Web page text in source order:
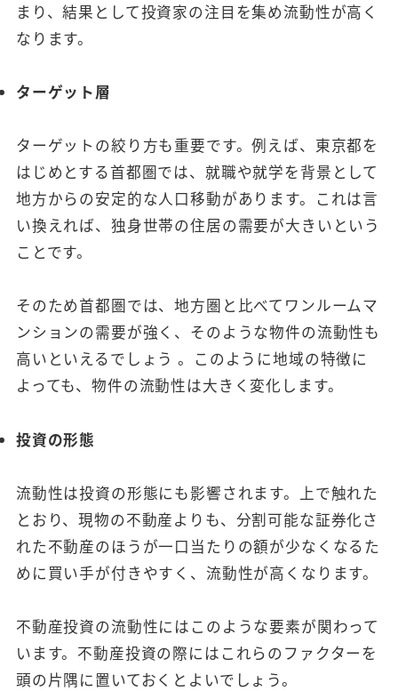
まり、結果として投資家の注目を集め流動性が高く
なります。
ターゲット層
ターゲットの絞り方も重要です。例えば、東京都を
はじめとする首都圏では、就職や就学を背景として
地方からの安定的な人口移動があります。これは言
い換えれば、独身世帯の住居の需要が大きいという
ことです。
そのため首都圏では、地方圏と比べてワンルームマ
ンションの需要が強く、そのような物件の流動性も
高いといえるでしょう 。このように地域の特徴に
よっても、物件の流動性は大きく変化します。
投資の形態
流動性は投資の形態にも影響されます。上で触れた
とおり、現物の不動産よりも、分割可能な証券化さ
れた不動産のほうが一口当たりの額が少なくなるた
めに買い手が付きやすく、流動性が高くなります。
不動産投資の流動性にはこのような要素が関わって
います。不動産投資の際にはこれらのファクターを
頭の片隅に置いておくとよいでしょう。